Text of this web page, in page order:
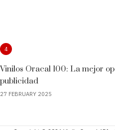
4
Vinilos Oracal 100: La mejor
publicidad
27 FEBRUARY 2025